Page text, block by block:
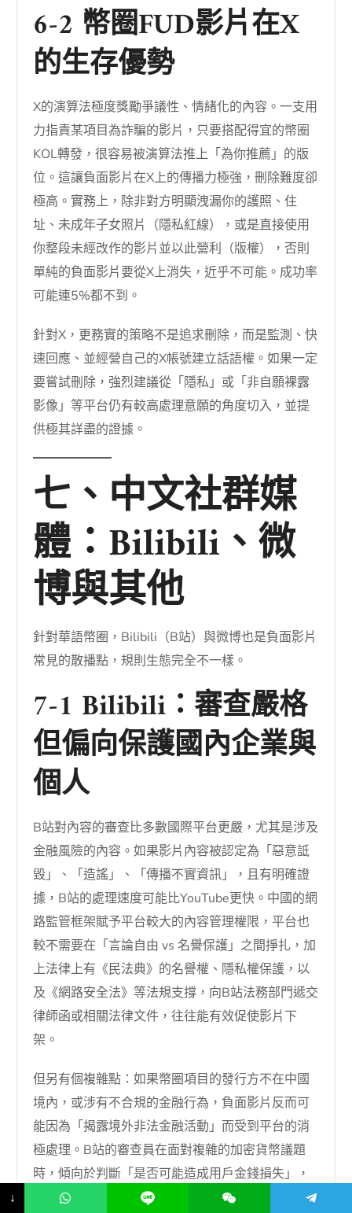
6-2 幣圈FUD影片在X
的生存優勢
X的演算法極度獎勵爭議性、情緒化的內容。一支用
力指責某項目為詐騙的影片，只要搭配得宜的幣圈
KOL轉發，很容易被演算法推上「為你推薦」的版
位。這讓負面影片在X上的傳播力極強，刪除難度卻
極高。實務上，除非對方明顯洩漏你的護照、住
址、未成年子女照片（隱私紅線），或是直接使用
你整段未經改作的影片並以此營利（版權），否則
單純的負面影片要從X上消失，近乎不可能。成功率
可能連5%都不到。
針對X，更務實的策略不是追求刪除，而是監測、快
速回應、並經營自己的X帳號建立話語權。如果一定
要嘗試刪除，強烈建議從「隱私」或「非自願裸露
影像」等平台仍有較高處理意願的角度切入，並提
供極其詳盡的證據。
七、中文社群媒
體：Bilibili、微
博與其他
針對華語幣圈，Bilibili（B站）與微博也是負面影片
常見的散播點，規則生態完全不一樣。
7-1 Bilibili：審查嚴格
但偏向保護國內企業與
個人
B站對內容的審查比多數國際平台更嚴，尤其是涉及
金融風險的內容。如果影片內容被認定為「惡意詆
毀」、「造謠」、「傳播不實資訊」，且有明確證
據，B站的處理速度可能比YouTube更快。中國的網
路監管框架賦予平台較大的內容管理權限，平台也
較不需要在「言論自由 vs 名譽保護」之間掙扎，加
上法律上有《民法典》的名譽權、隱私權保護，以
及《網路安全法》等法規支撐，向B站法務部門遞交
律師函或相關法律文件，往往能有效促使影片下
架。
但另有個複雜點：如果幣圈項目的發行方不在中國
境內，或涉有不合規的金融行為，負面影片反而可
能因為「揭露境外非法金融活動」而受到平台的消
極處理。B站的審查員在面對複雜的加密貨幣議題
時，傾向於判斷「是否可能造成用戶金錢損失」，
如果是風險提醒類的負面影片，可能會保留；如果
↓